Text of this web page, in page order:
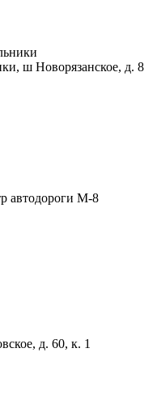
ш Новорязанское, д. 8
автодороги М-8
д. 60, к. 1